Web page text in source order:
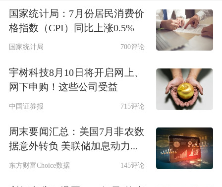
进一步统计发现，截至二季度末，机构
新进持有安车检测、双一科技、贝通信
等3只个股，合计增持资金15564.50万
元。其中，双一科技半年报显示，报告
期内的前十大流通股股东中共有2家基
金、3家社保合计持有284.46万股，占
流通股比例5.53%。具体来看，全国社
保基金五零二组合新进双一科技100.78
万股，占流通股比例1.93%；基本养老
国家统计局：7月份居民消费价
格指数（CPI）同比上涨0.5%
国家统计局 700评论
宇树科技8月10日将开启网上、
网下申购！这些公司受益
中国证券报 715评论
周末要闻汇总：美国7月非农数
据意外转负 美联储加息动力...
东方财富Choice数据 145评论